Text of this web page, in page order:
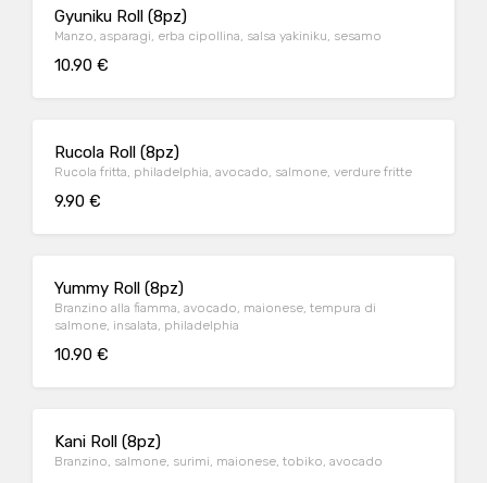
Gyuniku Roll (8pz)
Manzo, asparagi, erba cipollina, salsa yakiniku, sesamo
10.90 €
Rucola Roll (8pz)
Rucola fritta, philadelphia, avocado, salmone, verdure fritte
9.90 €
Yummy Roll (8pz)
Branzino alla fiamma, avocado, maionese, tempura di
salmone, insalata, philadelphia
10.90 €
Kani Roll (8pz)
Branzino, salmone, surimi, maionese, tobiko, avocado